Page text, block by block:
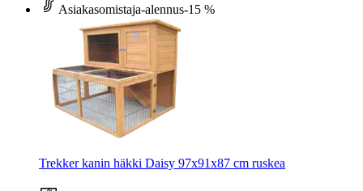
Asiakasomistaja-alennus-15 %
Trekker kanin häkki Daisy 97x91x87 cm ruskea